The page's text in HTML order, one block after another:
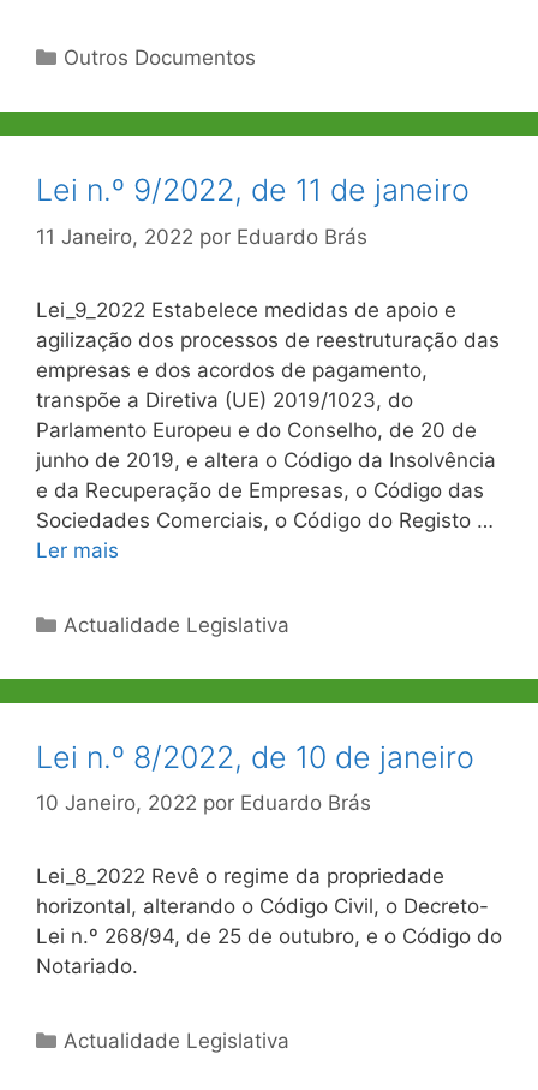
Categorias
Outros Documentos
Lei n.º 9/2022, de 11 de janeiro
11 Janeiro, 2022 por Eduardo Brás
Lei_9_2022 Estabelece medidas de apoio e
agilização dos processos de reestruturação das
empresas e dos acordos de pagamento,
transpõe a Diretiva (UE) 2019/1023, do
Parlamento Europeu e do Conselho, de 20 de
junho de 2019, e altera o Código da Insolvência
e da Recuperação de Empresas, o Código das
Sociedades Comerciais, o Código do Registo …
Ler mais
Categorias
Actualidade Legislativa
Lei n.º 8/2022, de 10 de janeiro
10 Janeiro, 2022 por Eduardo Brás
Lei_8_2022 Revê o regime da propriedade
horizontal, alterando o Código Civil, o Decreto-
Lei n.º 268/94, de 25 de outubro, e o Código do
Notariado.
Categorias
Actualidade Legislativa